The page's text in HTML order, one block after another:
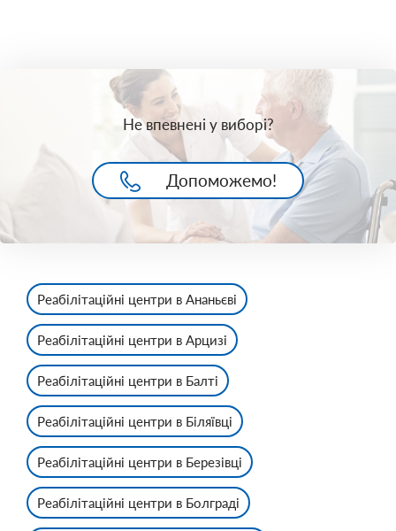
Не впевнені у виборі?
Допоможемо!
Реабілітаційні центри в Ананьєві
Реабілітаційні центри в Арцизі
Реабілітаційні центри в Балті
Реабілітаційні центри в Біляївці
Реабілітаційні центри в Березівці
Реабілітаційні центри в Болграді